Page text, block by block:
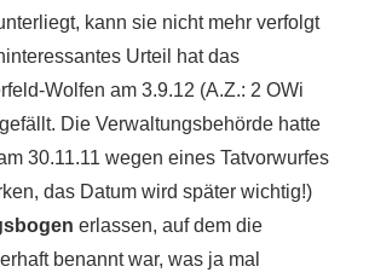
kann sie nicht mehr verfolgt
Urteil hat das
Wolfen am 3.9.12 (A.Z.: 2 OWi
Die Verwaltungsbehörde hatte
30.11.11 wegen eines Tatvorwurfes
das Datum wird später wichtig!)
erlassen, auf dem die
benannt war, was ja mal